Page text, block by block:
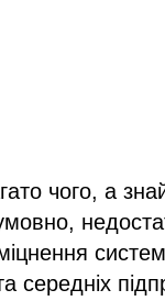
чого, а
середніх